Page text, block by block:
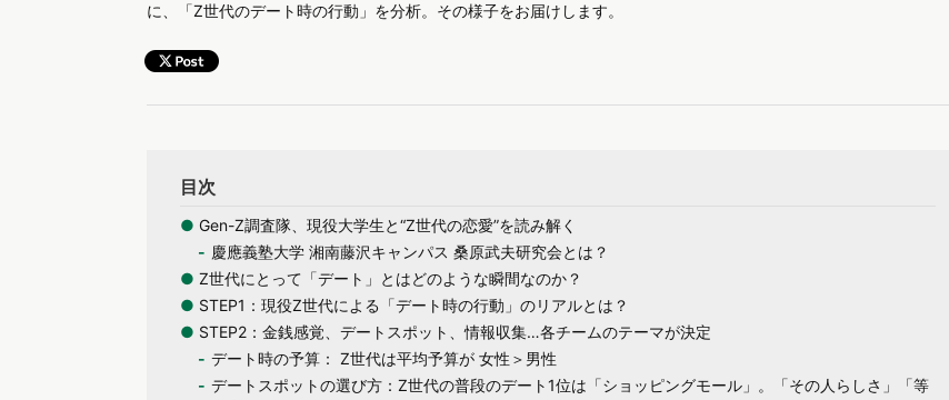
に、「Z世代のデート時の行動」を分析。その様子をお届けします。
目次
● Gen-Z調査隊、現役大学生と“Z世代の恋愛”を読み解く
慶應義塾大学 湘南藤沢キャンパス 桑原武夫研究会とは？
● Z世代にとって「デート」とはどのような瞬間なのか？
● STEP1：現役Z世代による「デート時の行動」のリアルとは？
● STEP2：金銭感覚、デートスポット、情報収集…各チームのテーマが決定
デート時の予算： Z世代は平均予算が 女性＞男性
デートスポットの選び方：Z世代の普段のデート1位は「ショッピングモール」。「その人らしさ」「等